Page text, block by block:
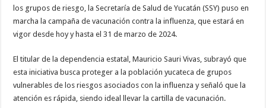
los grupos de riesgo, la Secretaría de Salud de Yucatán (SSY) puso en
marcha la campaña de vacunación contra la influenza, que estará en
vigor desde hoy y hasta el 31 de marzo de 2024.
El titular de la dependencia estatal, Mauricio Sauri Vivas, subrayó que
esta iniciativa busca proteger a la población yucateca de grupos
vulnerables de los riesgos asociados con la influenza y señaló que la
atención es rápida, siendo ideal llevar la cartilla de vacunación.